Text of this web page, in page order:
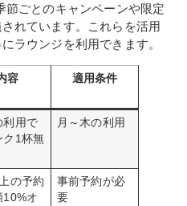
節ごとのキャンペーンや限定
れています。これらを活用
ラウンジを利用できます。
容 適用条件
利用で
ク1杯無
月～木の利用
の予約
10%オ
事前予約が必
要